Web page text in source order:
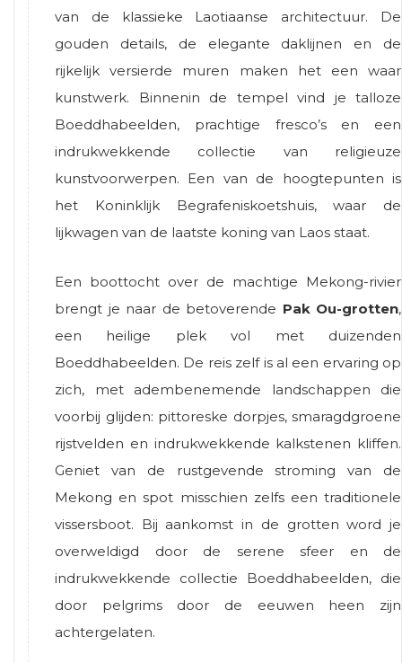
van de klassieke Laotiaanse architectuur. De
gouden details, de elegante daklijnen en de
rijkelijk versierde muren maken het een waar
kunstwerk. Binnenin de tempel vind je talloze
Boeddhabeelden, prachtige fresco’s en een
indrukwekkende collectie van religieuze
kunstvoorwerpen. Een van de hoogtepunten is
het Koninklijk Begrafeniskoetshuis, waar de
lijkwagen van de laatste koning van Laos staat.
Een boottocht over de machtige Mekong-rivier
brengt je naar de betoverende Pak Ou-grotten,
een heilige plek vol met duizenden
Boeddhabeelden. De reis zelf is al een ervaring op
zich, met adembenemende landschappen die
voorbij glijden: pittoreske dorpjes, smaragdgroene
rijstvelden en indrukwekkende kalkstenen kliffen.
Geniet van de rustgevende stroming van de
Mekong en spot misschien zelfs een traditionele
vissersboot. Bij aankomst in de grotten word je
overweldigd door de serene sfeer en de
indrukwekkende collectie Boeddhabeelden, die
door pelgrims door de eeuwen heen zijn
achtergelaten.